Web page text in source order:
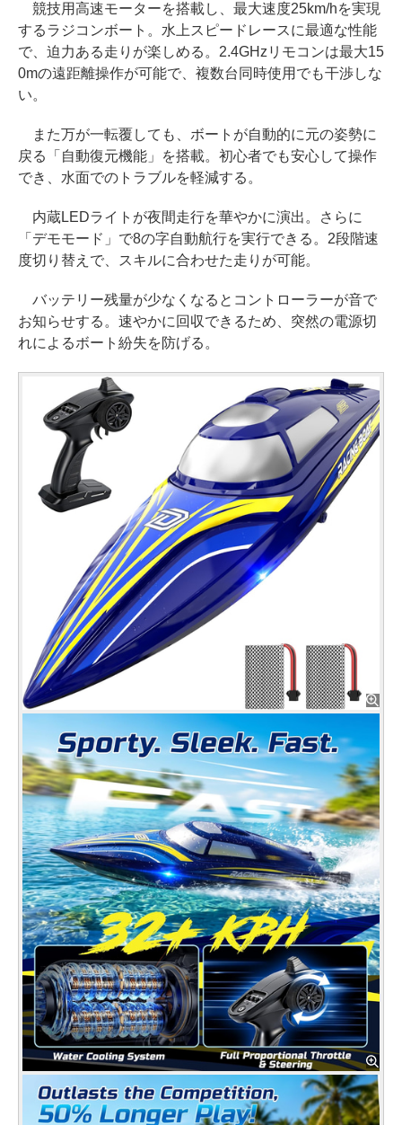
競技用高速モーターを搭載し、最大速度25km/hを実現
するラジコンボート。水上スピードレースに最適な性能
で、迫力ある走りが楽しめる。2.4GHzリモコンは最大15
0mの遠距離操作が可能で、複数台同時使用でも干渉しな
い。
また万が一転覆しても、ボートが自動的に元の姿勢に
戻る「自動復元機能」を搭載。初心者でも安心して操作
でき、水面でのトラブルを軽減する。
内蔵LEDライトが夜間走行を華やかに演出。さらに
「デモモード」で8の字自動航行を実行できる。2段階速
度切り替えで、スキルに合わせた走りが可能。
バッテリー残量が少なくなるとコントローラーが音で
お知らせする。速やかに回収できるため、突然の電源切
れによるボート紛失を防げる。